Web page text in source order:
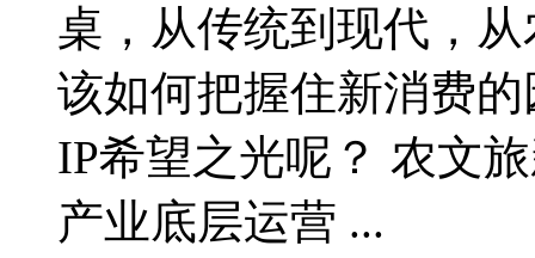
桌，从传统到现代，
该如何把握住新消费
IP希望之光呢？ 农文
产业底层运营 ...